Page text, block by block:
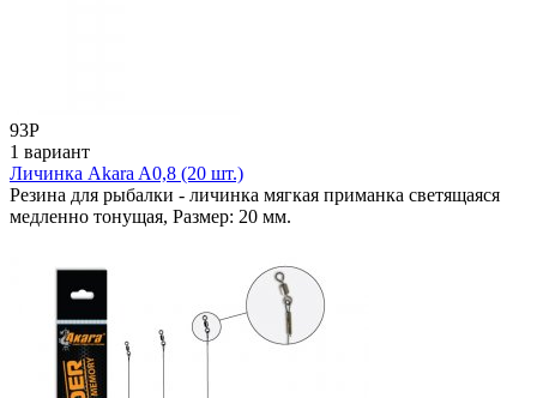
93Р
1 вариант
Личинка Akara A0,8 (20 шт.)
Резина для рыбалки - личинка мягкая приманка светящаяся
медленно тонущая, Размер: 20 мм.